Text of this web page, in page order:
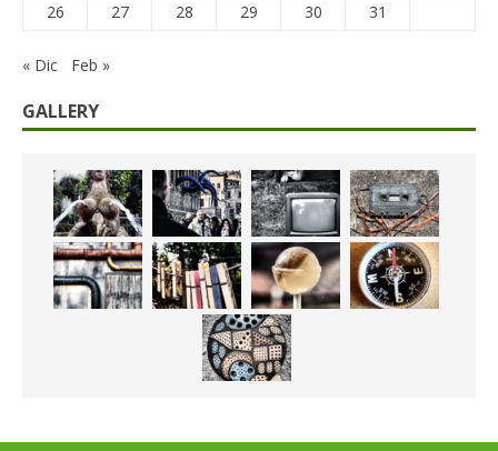
26
27 28 29 30 31
« Dic Feb »
GALLERY